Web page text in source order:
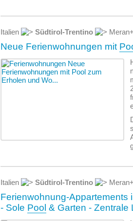
Italien Südtirol-Trentino
Neue Ferienwohnungen mit
Italien Südtirol-Trentino
Ferienwohnung-Appartements
- Sole Pool & Garten - Zentrale